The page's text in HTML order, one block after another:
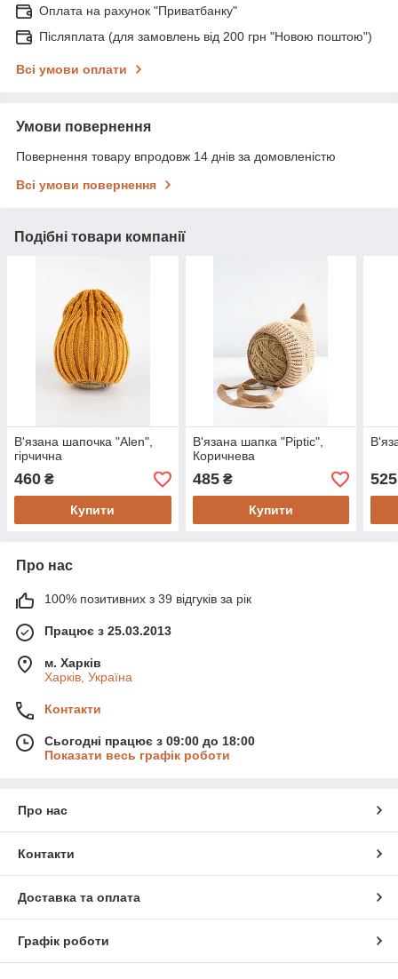
Оплата на рахунок "Приватбанку"
Післяплата (для замовлень від 200 грн "Новою поштою")
Всі умови оплати
Умови повернення
Повернення товару впродовж 14 днів за домовленістю
Всі умови повернення
Подібні товари компанії
В'язана шапочка "Alen",
гірчична
460 ₴
Купити
В'язана шапка "Piptic",
Коричнева
485₴
Купити
525
Про нас
100% позитивних з 39 відгуків за рік
Працює з 25.03.2013
м. Харків
Харків, Україна
Контакти
Сьогодні працює з 09:00 до 18:00
Показати весь графік роботи
Про нас
Контакти
Доставка та оплата
Графік роботи